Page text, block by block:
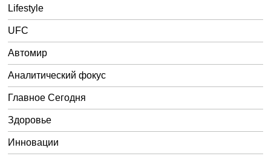
Lifestyle
UFC
Автомир
Аналитический фокус
Главное Сегодня
Здоровье
Инновации